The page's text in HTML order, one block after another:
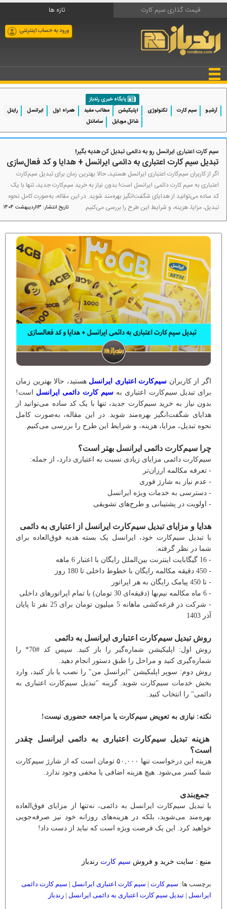
قیمت گذاری سیم کارت تازه ها
ورود به حساب اینترنتی
پایگاه خبری رندباز
آرشیو
سیم کارت تکنولوژی اپلیکیشن مطالب مفید همراه اول ایرانسل
رایتل
شاتل موبایل
سامانتل
سیم کارت اعتباری ایرانسل رو به دائمی تبدیل کن هدیه بگیر!
تبدیل سیم کارت اعتباری به دائمی ایرانسل + هدایا و کد فعال‌سازی
اگر از کاربران سیم‌کارت اعتباری ایرانسل هستید، حالا بهترین زمان برای تبدیل سیم‌کارت
اعتباری به سیم کارت دائمی ایرانسل است! بدون نیاز به خرید سیم‌کارت جدید، تنها با یک
کد ساده می‌توانید از هدایای شگفت‌انگیز بهره‌مند شوید. در این مقاله، به‌صورت کامل نحوه
تبدیل، مزایا، هزینه، و شرایط این طرح را بررسی می‌کنیم.
تاریخ انتشار: 13اردیبهشت 1404
اگر از کاربران سیم‌کارت اعتباری ایرانسل هستید، حالا بهترین زمان
برای تبدیل سیم‌کارت اعتباری بهسیم کارت دائمی ایرانسل است!
بدون نیاز به خرید سیم‌کارت جدید، تنها با یک کد ساده می‌توانید از
هدایای شگفت‌انگیز بهره‌مند شوید. در این مقاله، به‌صورت کامل
نحوه تبدیل، مزایا، هزینه، و شرایط این طرح را بررسی می‌کنیم.
چرا سیم‌کارت دائمی ایرانسل بهتر است؟
سیم‌کارت دائمی مزایای زیادی نسبت به اعتباری دارد، از جمله:
- تعرفه مکالمه ارزان‌تر
- عدم نیاز به شارژ فوری
- دسترسی به خدمات ویژه ایرانسل
- اولویت در پشتیبانی و طرح‌های تشویقی
هدایا و مزایای تبدیل سیم‌کارت ایرانسل از اعتباری به دائمی
با تبدیل سیم‌کارت خود، ایرانسل یک بسته هدیه فوق‌العاده برای
شما در نظر گرفته:
- 16 گیگابایت اینترنت بین‌الملل رایگان با اعتبار 6 ماهه
- 450 دقیقه مکالمه رایگان با خطوط داخلی تا 180 روز
- تا 450 پیامک رایگان به هر اپراتور
- 6 ماه مکالمه نیم‌بها (دقیقه‌ای 30 تومان) با تمام اپراتورهای داخلی
- شرکت در قرعه‌کشی ماهانه 5 میلیون تومان برای 25 نفر تا پایان
آذر 1403
روش تبدیل سیم‌کارت اعتباری ایرانسل به دائمی
روش اول: اپلیکیشن شماره‌گیر را باز کنید. سپس کد #70* را
شماره‌گیری کنید و مراحل را طبق دستور انجام دهید.
روش دوم: سوپر اپلبکیشن "ایرانسل من" را نصب یا باز کنید، وارد
بخش خدمات سیم‌کارت شوید. گزینه "تبدیل سیم‌کارت اعتباری به
دائمی" را انتخاب کنید.
نکته: نیازی به تعویض سیم‌کارت یا مراجعه حضوری نیست!
هزینه تبدیل سیم‌کارت اعتباری به دائمی ایرانسل چقدر
است؟
هزینه این درخواست تنها ۵۰,۰۰۰ تومان است که از شارژ سیم‌کارت
شما کسر می‌شود. هیچ هزینه اضافی یا مخفی وجود ندارد.
جمع‌بندی
با تبدیل سیم‌کارت ایرانسل به دائمی، نه‌تنها از مزایای فوق‌العاده
بهره‌مند می‌شوید، بلکه در هزینه‌های روزانه خود نیز صرفه‌جویی
خواهید کرد. این یک فرصت ویژه است که نباید از دست داد!
منبع : سایت خرید و فروش سیم کارت رندباز
برچسب ها: سیم کارت | سیم کارت اعتباری ایرانسل | سیم کارت دائمی
ایرانسل | تبدیل سیم کارت اعتباری به دائمی ایرانسل | رندباز